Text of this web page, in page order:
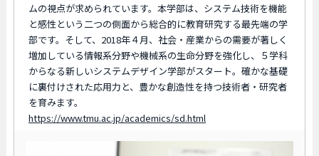
ムの視点が求められています。本学部は、システム技術を機能
と感性という二つの側面から総合的に教育研究する最先端の学
部です。そして、2018年４月、社会・産業からの需要が著しく
増加している情報系分野や機械系の生命分野を強化し、５学科
からなる新しいシステムデザイン学部がスタート。確かな基礎
に裏付けされた応用力と、豊かな創造性を持つ技術者・研究者
を育みます。
https://www.tmu.ac.jp/academics/sd.html